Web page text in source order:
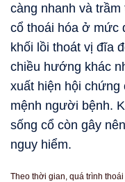
càng nhanh và
cổ thoái hóa ở mức
khối lồi thoát vị đĩa
chiều hướng khác
xuất hiện hội chứng
mệnh người bệnh.
sống cổ còn gây
nguy hiểm.
Theo thời gian, quá trình